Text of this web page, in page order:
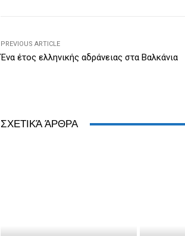
k
PREVIOUS ARTICLE
Ένα έτος ελληνικής αδράνειας στα Βαλκάνια
ΣΧΕΤΙΚΆ ΆΡΘΡΑ